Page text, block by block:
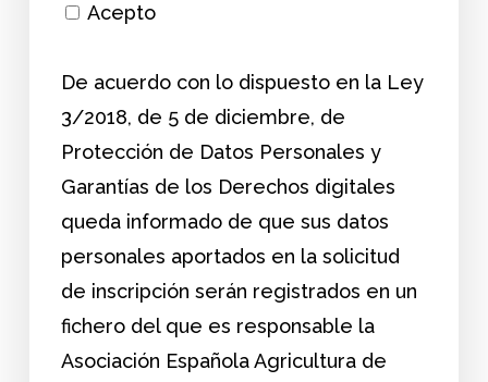
Acepto
De acuerdo con lo dispuesto en la Ley
3/2018, de 5 de diciembre, de
Protección de Datos Personales y
Garantías de los Derechos digitales
queda informado de que sus datos
personales aportados en la solicitud
de inscripción serán registrados en un
fichero del que es responsable la
Asociación Española Agricultura de